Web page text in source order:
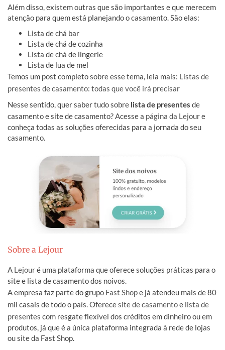
Além disso, existem outras que são importantes e que merecem
atenção para quem está planejando o casamento. São elas:
Lista de chá bar
Lista de chá de cozinha
Lista de chá de lingerie
Lista de lua de mel
Temos um post completo sobre esse tema, leia mais: Listas de
presentes de casamento: todas que você irá precisar
Nesse sentido, quer saber tudo sobre lista de presentes de
casamento e site de casamento? Acesse a página da Lejoure
conheça todas as soluções oferecidas para a jornada do seu
casamento.
Sobre a Lejour
A Lejouré uma plataforma que oferece soluções práticas para o
site e lista de casamento dos noivos.
A empresa faz parte do grupo Fast Shope já atendeu mais de 80
mil casais de todo o país. Oferecesite de casamentoe lista de
presentes com resgate flexível dos créditos em dinheiro ou em
produtos, já que é a única plataforma integrada à rede de lojas
ou site da Fast Shop.